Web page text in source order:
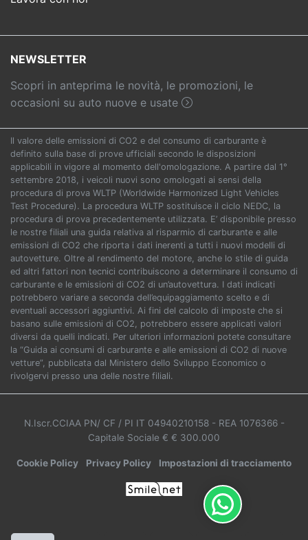
NEWSLETTER
Scopri in anteprima le novità, le promozioni, le
occasioni su auto nuove e usate
Il valore delle emissioni di CO2 e del consumo di carburante è
definito sulla base di prove ufficiali secondo le disposizioni
applicabili in vigore al momento dell'omologazione. A partire dal 1°
settembre 2018, i veicoli nuovi sono omologati ai sensi della
procedura di prova WLTP (Worldwide Harmonized Light Vehicles
Test Procedure). La procedura WLTP sostituisce il ciclo NEDC, la
procedura di prova precedentemente utilizzata. E’ disponibile presso
le nostre filiali una guida relativa al risparmio di carburante e alle
emissioni di CO2 che riporta i dati inerenti a tutti i nuovi modelli di
autovetture. Oltre al rendimento del motore, anche lo stile di guida
ed altri fattori non tecnici contribuiscono a determinare il consumo di
carburante e le emissioni di CO2 di un’autovettura. I dati indicati
potrebbero variare a seconda dell’equipaggiamento scelto e di
eventuali accessori aggiuntivi. Ai fini del calcolo di imposte che si
basano sulle emissioni di CO2, potrebbero essere applicati valori
diversi da quelli indicati. Per ulteriori informazioni potete consultare
la “Guida ai consumi di carburante e alle emissioni di CO2 di nuove
vetture”, pubblicata dal Ministero dello Sviluppo Economico o
rivolgervi presso una delle nostre filiali.
N.Iscr.CCIAA PN/ CF / PI IT 04940210158 - REA 1076366 -
Capitale Sociale € € 300.000
Cookie Policy Privacy Policy Impostazioni di tracciamento